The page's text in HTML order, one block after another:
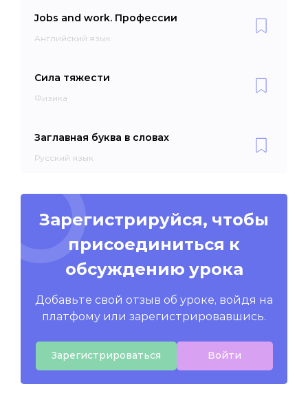
Jobs and work. Профессии
Английский язык
Сила тяжести
Физика
Заглавная буква в словах
Русский язык
Зарегистрируйся, чтобы
присоединиться к
обсуждению урока
Добавьте свой отзыв об уроке, войдя на
платфому или зарегистрировавшись.
Зарегистрироваться Войти